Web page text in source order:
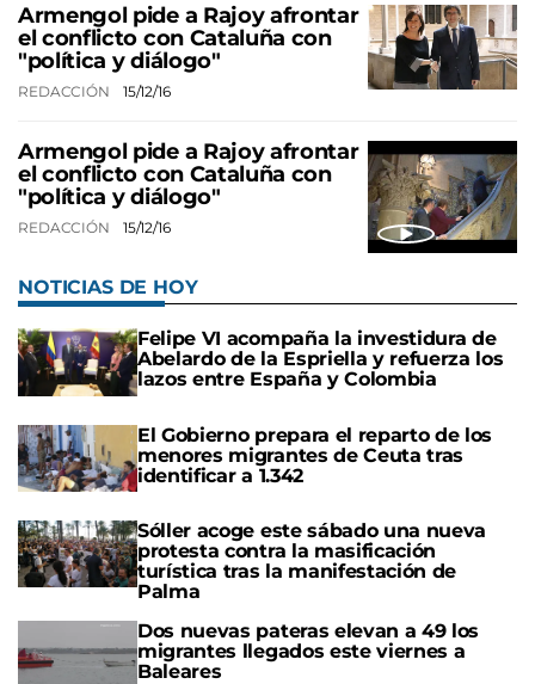
Armengol pide a Rajoy afrontar
el conflicto con Cataluña con
"política y diálogo"
REDACCIÓN 15/12/16
Armengol pide a Rajoy afrontar
el conflicto con Cataluña con
"política y diálogo"
REDACCIÓN 15/12/16
NOTICIAS DE HOY
Felipe VI acompaña la investidura de
Abelardo de la Espriella y refuerza los
lazos entre España y Colombia
El Gobierno prepara el reparto de los
menores migrantes de Ceuta tras
identificar a 1.342
Sóller acoge este sábado una nueva
protesta contra la masificación
turística tras la manifestación de
Palma
Dos nuevas pateras elevan a 49 los
migrantes llegados este viernes a
Baleares